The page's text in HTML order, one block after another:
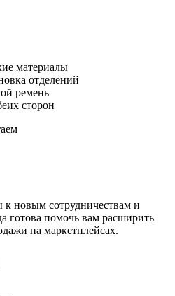
материалы
отделений
ремень
сторон
новым сотрудничествам и
готова помочь вам расширить
на маркетплейсах.